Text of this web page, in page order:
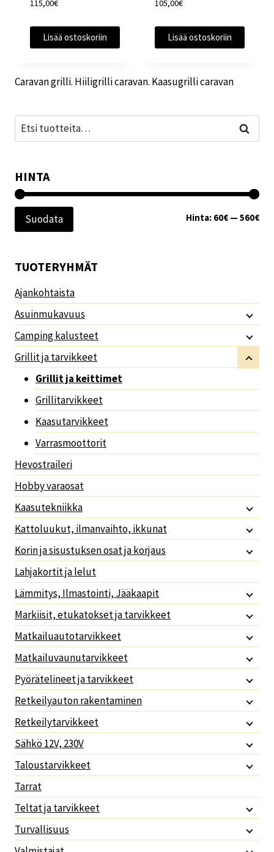
115,00€
Lisää ostoskoriin
105,00€
Lisää ostoskoriin
Caravan grilli. Hiiligrilli caravan. Kaasugrilli caravan
Etsi: Haku
HINTA
Suodata Hinta: 60€ — 560€
TUOTERYHMÄT
Ajankohtaista
Asuinmukavuus
Camping kalusteet
Grillit ja tarvikkeet
Grillit ja keittimet
Grillitarvikkeet
Kaasutarvikkeet
Varrasmoottorit
Hevostraileri
Hobby varaosat
Kaasutekniikka
Kattoluukut, ilmanvaihto, ikkunat
Korin ja sisustuksen osat ja korjaus
Lahjakortit ja lelut
Lämmitys, Ilmastointi, Jääkaapit
Markiisit, etukatokset ja tarvikkeet
Matkailuautotarvikkeet
Matkailuvaunutarvikkeet
Pyörätelineet ja tarvikkeet
Retkeilyauton rakentaminen
Retkeilytarvikkeet
Sähkö 12V, 230V
Taloustarvikkeet
Tarrat
Teltat ja tarvikkeet
Turvallisuus